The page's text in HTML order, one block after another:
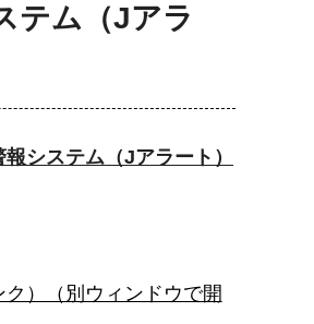
テム（Jアラ
システム（Jアラート）
）（別ウィンドウで開